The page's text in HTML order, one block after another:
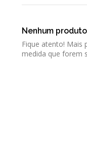
Nenhum
Fique atento! Mais
medida que forem